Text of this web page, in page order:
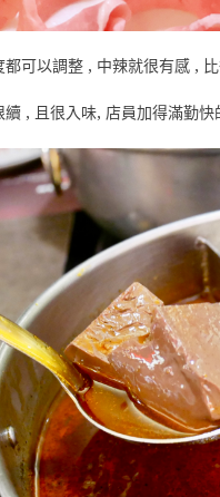
都可以調整 , 中辣就很有感 ,
續 , 且很入味, 店員加得滿勤快